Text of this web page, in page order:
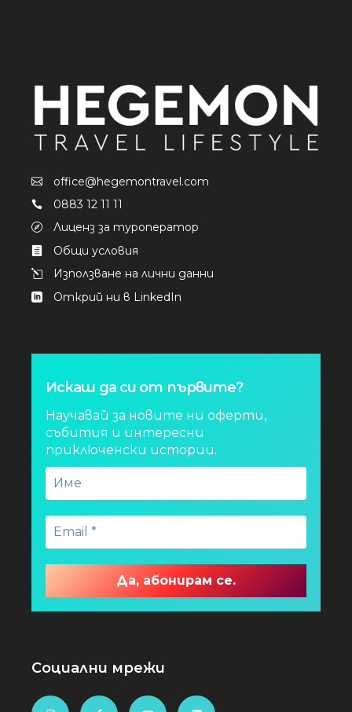
office@hegemontravel.com
0883 12 11 11
Лиценз за туроператор
Общи условия
Използване на лични данни
Открий ни в LinkedIn
Искаш да си от първите?
Научавай за новите ни оферти,
събития и интересни
приключенски истории.
Социални мрежи